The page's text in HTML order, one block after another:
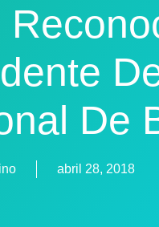
De
abril 28, 2018